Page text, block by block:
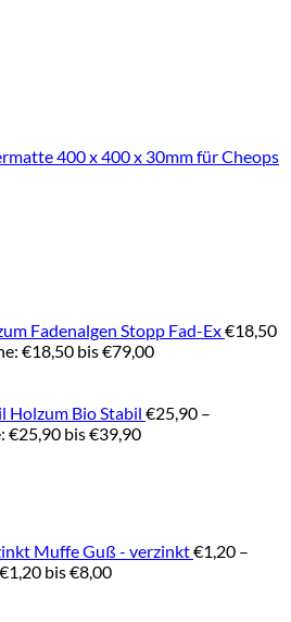
400 x 400 x 30mm für Cheops
Fadenalgen Stopp Fad-Ex€18,50
€18,50 bis €79,00
Holzum Bio Stabil €25,90 –
€25,90 bis €39,90
Muffe Guß - verzinkt€1,20 –
bis €8,00